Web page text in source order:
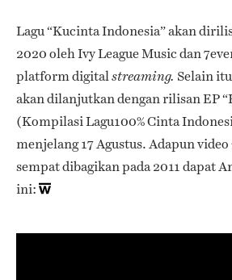
Lagu “Kucinta Indonesia” akan
2020 oleh Ivy League Music dan
platform digitalstreaming. Selain
akan dilanjutkan dengan rilisan EP
(Kompilasi Lagu100% Cinta
menjelang 17 Agustus. Adapun video
sempat dibagikan pada 2011 dapat
ini: